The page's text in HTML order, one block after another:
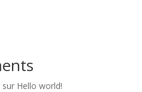
sur Hello world!